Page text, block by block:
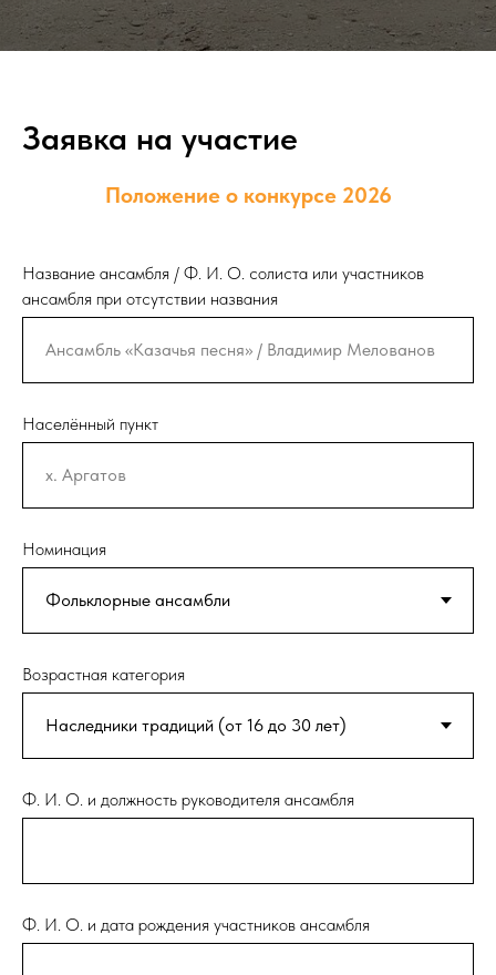
Заявка на участие
Положение о конкурсе 2026
Название ансамбля / Ф. И. О. солиста или участников
ансамбля при отсутствии названия
Населённый пункт
Номинация
Возрастная категория
Ф. И. О. и должность руководителя ансамбля
Ф. И. О. и дата рождения участников ансамбля